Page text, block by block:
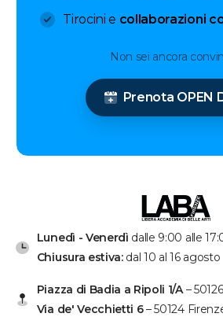
Tirocini e collaborazioni
Non sei ancora
Prenota OPEN
Lunedì - Venerdì dalle 9:00 alle
Chiusura estiva:dal 10 al 16 agosto
Piazza di Badia a Ripoli 1/A –
Via de' Vecchietti 6 – 50124